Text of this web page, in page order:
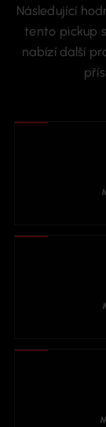
Následující
tento pickup
nabízí další